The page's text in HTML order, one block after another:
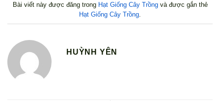
Bài viết này được đăng trong Hạt Giống Cây Trồngvà được gắn thẻ
Hạt Giống Cây Trồng
HUỲNH YÊN